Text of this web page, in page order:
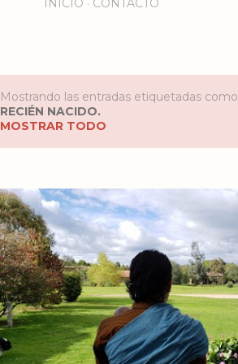
INICIO CONTACTO
Mostrando las entradas etiquetadas como
RECIÉN NACIDO.
MOSTRAR TODO